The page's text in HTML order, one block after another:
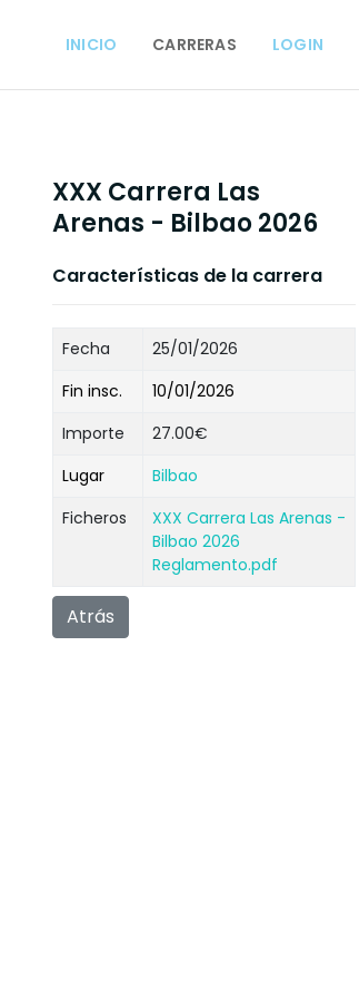
INICIO CARRERAS LOGIN
XXX Carrera Las
Arenas - Bilbao 2026
Características de la carrera
Fecha
25/01/2026
Fin insc.
10/01/2026
Importe
27.00€
Lugar
Bilbao
Ficheros
XXX Carrera Las Arenas -
Bilbao 2026
Reglamento.pdf
Atrás